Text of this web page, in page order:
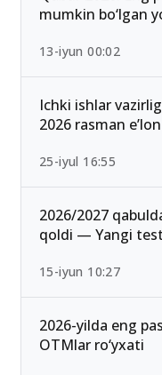
Qabul-2026: Eng
mumkin bo‘lgan
13-iyun 00:02
Ichki ishlar
2026 rasman
25-iyul 16:55
2026/2027
qoldi — Yangi
15-iyun 10:27